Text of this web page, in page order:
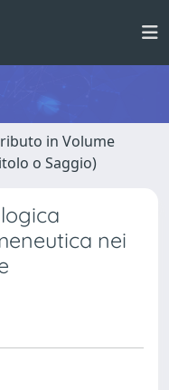
in Volume
o Saggio)
nei